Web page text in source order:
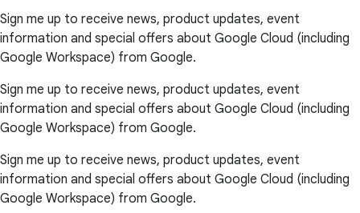
Sign me up to receive news, product updates, event
information and special offers about Google Cloud (including
Google Workspace) from Google.
Sign me up to receive news, product updates, event
information and special offers about Google Cloud (including
Google Workspace) from Google.
Sign me up to receive news, product updates, event
information and special offers about Google Cloud (including
Google Workspace) from Google.